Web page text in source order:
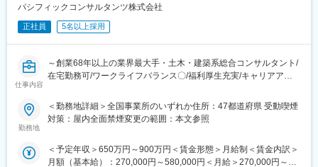
■土木関連の実績について
東京外かく環状道路、新東名高速道路、新名神高速道路、リニア
新幹線、東京駅、新宿駅、大阪駅、京都駅など、日本の交通網の
要である工事実績を誇っています。また、エネルギー関連施設、
道路・鉄道の大規模リニューアル工事の工事実績、最先端の新技
術の開発も積極的に進めています。
参考URL
■事業環境
ほぼ横ばいで推移する見込み
・国土強靭化を背景にインフラ整備などの大型土木プロジェクト
パシフィックコンサルタンツ株式会社
正社員 5名以上採用
仕事内容
～創業68年以上の業界最大手・土木・建築系総合コンサルタント/
在宅勤務可/ワークライフバランス〇/福利厚生充実/キャリアアッ
■業務内容：
■業務詳細：
勤務地
＜勤務地詳細＞全国事業所のいずれか住所：47都道府県 受動喫煙
対策：屋内全面禁煙変更の範囲：本文参照
＜予定年収＞650万円～900万円＜賃金形態＞月給制＜賃金内訳＞
月額（基本給）：270,000円～580,000円＜月給＞270,000円～